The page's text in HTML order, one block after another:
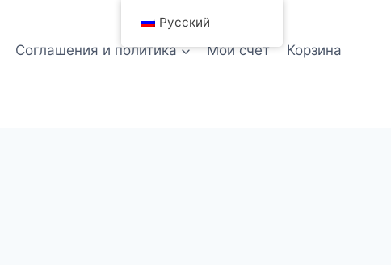
Соглашения и политика Мой счет Корзина
Русский